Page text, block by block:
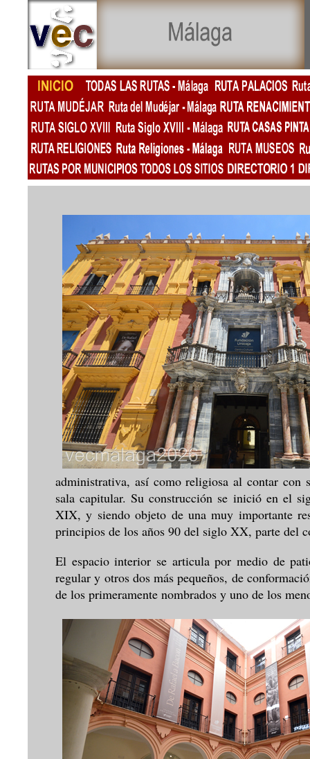
administrativa, así como religiosa al contar con
sala capitular. Su construcción se inició en el
XIX, y siendo objeto de una muy importante
principios de los años 90 del siglo XX, parte del
El espacio interior se articula por medio de
regular y otros dos más pequeños, de
de los primeramente nombrados y uno de los